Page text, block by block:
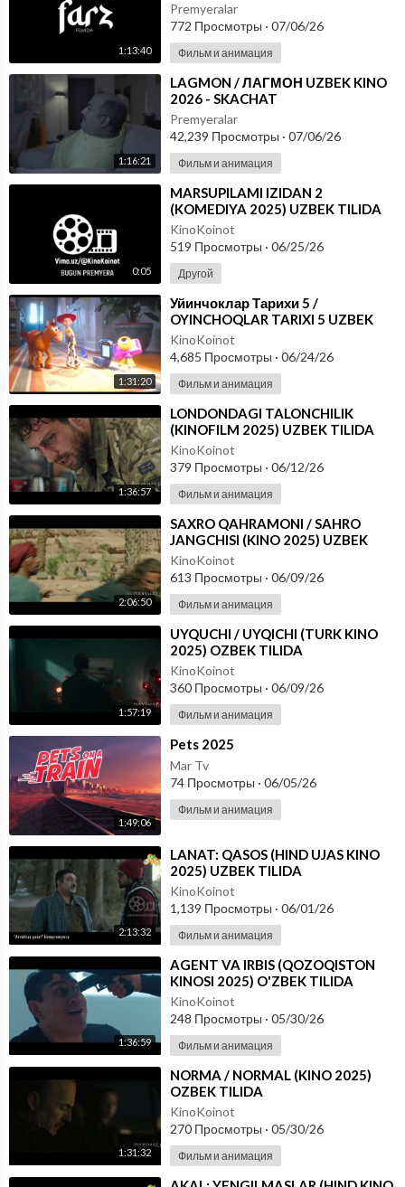
1:13:40
Premyeralar
772 Просмотры · 07/06/26
Фильм и анимация
1:16:21
⁣LAGMON / ЛАГМОН UZBEK KINO
2026 - SKACHAT
Premyeralar
42,239 Просмотры · 07/06/26
Фильм и анимация
0:05
⁣MARSUPILAMI IZIDAN 2
(KOMEDIYA 2025) UZBEK TILIDA
KinoKoinot
519 Просмотры · 06/25/26
Другой
1:31:20
⁣Уйинчоклар Тарихи 5 /
OYINCHOQLAR TARIXI 5 UZBEK
TILIDA (Tarjima Multfilm) 2026
TASIX - skachat
KinoKoinot
4,685 Просмотры · 06/24/26
Фильм и анимация
1:36:57
⁣LONDONDAGI TALONCHILIK
(KINOFILM 2025) UZBEK TILIDA
KinoKoinot
379 Просмотры · 06/12/26
Фильм и анимация
2:06:50
⁣SAXRO QAHRAMONI / SAHRO
JANGCHISI (KINO 2025) UZBEK
TILIDA
KinoKoinot
613 Просмотры · 06/09/26
Фильм и анимация
1:57:19
⁣UYQUCHI / UYQICHI (TURK KINO
2025) OZBEK TILIDA
KinoKoinot
360 Просмотры · 06/09/26
Фильм и анимация
1:49:06
⁣Pets 2025
Mar Tv
74 Просмотры · 06/05/26
Фильм и анимация
2:13:32
⁣LANAT: QASOS (HIND UJAS KINO
2025) UZBEK TILIDA
KinoKoinot
1,139 Просмотры · 06/01/26
Фильм и анимация
1:36:59
⁣AGENT VA IRBIS (QOZOQISTON
KINOSI 2025) O'ZBEK TILIDA
KinoKoinot
248 Просмотры · 05/30/26
Фильм и анимация
1:31:32
⁣NORMA / NORMAL (KINO 2025)
OZBEK TILIDA
KinoKoinot
270 Просмотры · 05/30/26
Фильм и анимация